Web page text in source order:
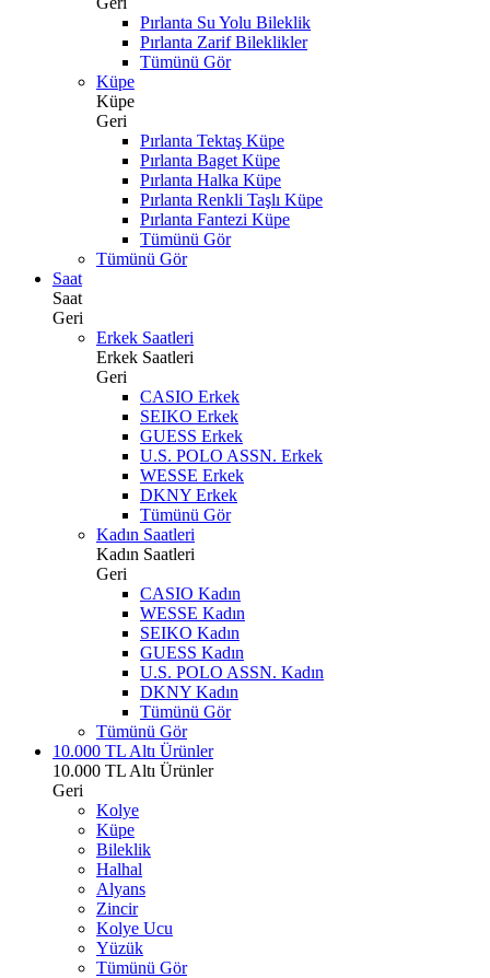
Pırlanta Su Yolu Bileklik
Pırlanta Zarif Bileklikler
Tümünü Gör
Küpe
Küpe
Geri
Pırlanta Tektaş Küpe
Pırlanta Baget Küpe
Pırlanta Halka Küpe
Pırlanta Renkli Taşlı Küpe
Pırlanta Fantezi Küpe
Tümünü Gör
Tümünü Gör
Saat
Saat
Geri
Erkek Saatleri
Erkek Saatleri
Geri
CASIO Erkek
SEIKO Erkek
GUESS Erkek
U.S. POLO ASSN. Erkek
WESSE Erkek
DKNY Erkek
Tümünü Gör
Kadın Saatleri
Kadın Saatleri
Geri
CASIO Kadın
WESSE Kadın
SEIKO Kadın
GUESS Kadın
U.S. POLO ASSN. Kadın
DKNY Kadın
Tümünü Gör
Tümünü Gör
10.000 TL Altı Ürünler
10.000 TL Altı Ürünler
Geri
Kolye
Küpe
Bileklik
Halhal
Alyans
Zincir
Kolye Ucu
Yüzük
Tümünü Gör